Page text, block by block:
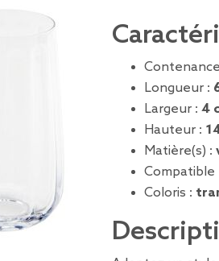
Longueur :
Largeur : 4
Hauteur :
Matière(s) :
Compatible
Coloris :